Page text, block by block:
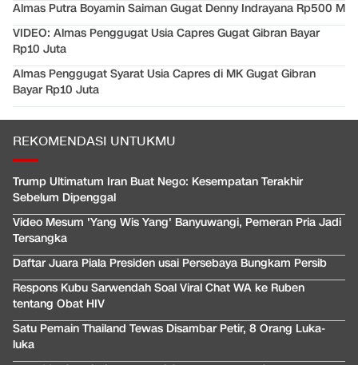
Almas Putra Boyamin Saiman Gugat Denny Indrayana Rp500 M
VIDEO: Almas Penggugat Usia Capres Gugat Gibran Bayar
Rp10 Juta
Almas Penggugat Syarat Usia Capres di MK Gugat Gibran
Bayar Rp10 Juta
REKOMENDASI UNTUKMU
Trump Ultimatum Iran Buat Nego: Kesempatan Terakhir
Sebelum Dipenggal
Video Mesum 'Yang Wis Yang' Banyuwangi, Pemeran Pria Jadi
Tersangka
Daftar Juara Piala Presiden usai Persebaya Bungkam Persib
Respons Kubu Sarwendah Soal Viral Chat WA ke Ruben
tentang Obat HIV
Satu Pemain Thailand Tewas Disambar Petir, 8 Orang Luka-
luka